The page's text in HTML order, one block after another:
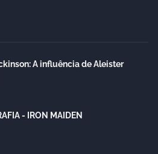
A influência de Aleister
- IRON MAIDEN